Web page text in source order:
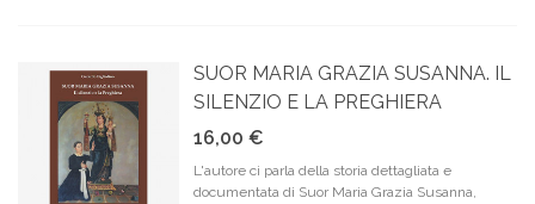
SUOR MARIA GRAZIA SUSANNA. IL
SILENZIO E LA PREGHIERA
16,00 €
L'autore ci parla della storia dettagliata e
documentata di Suor Maria Grazia Susanna,